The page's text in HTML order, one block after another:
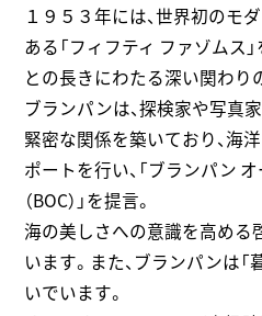
１９５３年には、世界初のモ
ある「フィフティ ファゾムス
との長きにわたる深い関わり
ブランパンは、探検家や写真
緊密な関係を築いており、海
ポートを行い、「ブランパン
（BOC）」を提言。
海の美しさへの意識を高める
います。また、ブランパンは
いでいます。